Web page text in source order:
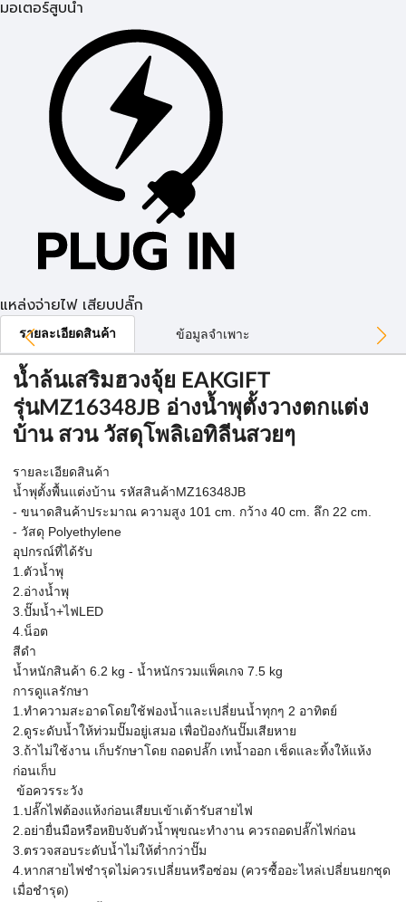
มอเตอร์สูบน้ำ
แหล่งจ่ายไฟ เสียบปลั๊ก
รายละเอียดสินค้า ข้อมูลจำเพาะ
น้ำล้นเสริมฮวงจุ้ย EAKGIFT
รุ่นMZ16348JB อ่างน้ำพุตั้งวางตกแต่ง
บ้าน สวน วัสดุโพลิเอทิลีนสวยๆ
รายละเอียดสินค้า
น้ำพุตั้งพื้นแต่งบ้าน รหัสสินค้าMZ16348JB
- ขนาดสินค้าประมาณ ความสูง 101 cm. กว้าง 40 cm. ลึก 22 cm.
- วัสดุ Polyethylene
อุปกรณ์ที่ได้รับ
1.ตัวน้ำพุ
2.อ่างน้ำพุ
3.ปั๊มน้ำ+ไฟLED
4.น็อต
สีดำ
น้ำหนักสินค้า 6.2 kg - น้ำหนักรวมแพ็คเกจ 7.5 kg
การดูแลรักษา
1.ทำความสะอาดโดยใช้ฟองน้ำและเปลี่ยนน้ำทุกๆ 2 อาทิตย์
2.ดูระดับน้ำให้ท่วมปั๊มอยู่เสมอ เพื่อป้องกันปั๊มเสียหาย
3.ถ้าไม่ใช้งาน เก็บรักษาโดย ถอดปลั๊ก เทน้ำออก เช็ดและทิ้งให้แห้ง
ก่อนเก็บ
ข้อควรระวัง
1.ปลั๊กไฟต้องแห้งก่อนเสียบเข้าเต้ารับสายไฟ
2.อย่ายื่นมือหรือหยิบจับตัวน้ำพุขณะทำงาน ควรถอดปลั๊กไฟก่อน
3.ตรวจสอบระดับน้ำไม่ให้ต่ำกว่าปั๊ม
4.หากสายไฟชำรุดไม่ควรเปลี่ยนหรือซ่อม (ควรซื้ออะไหล่เปลี่ยนยกชุด
เมื่อชำรุด)